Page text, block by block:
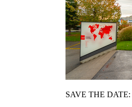
SAVE THE DATE: